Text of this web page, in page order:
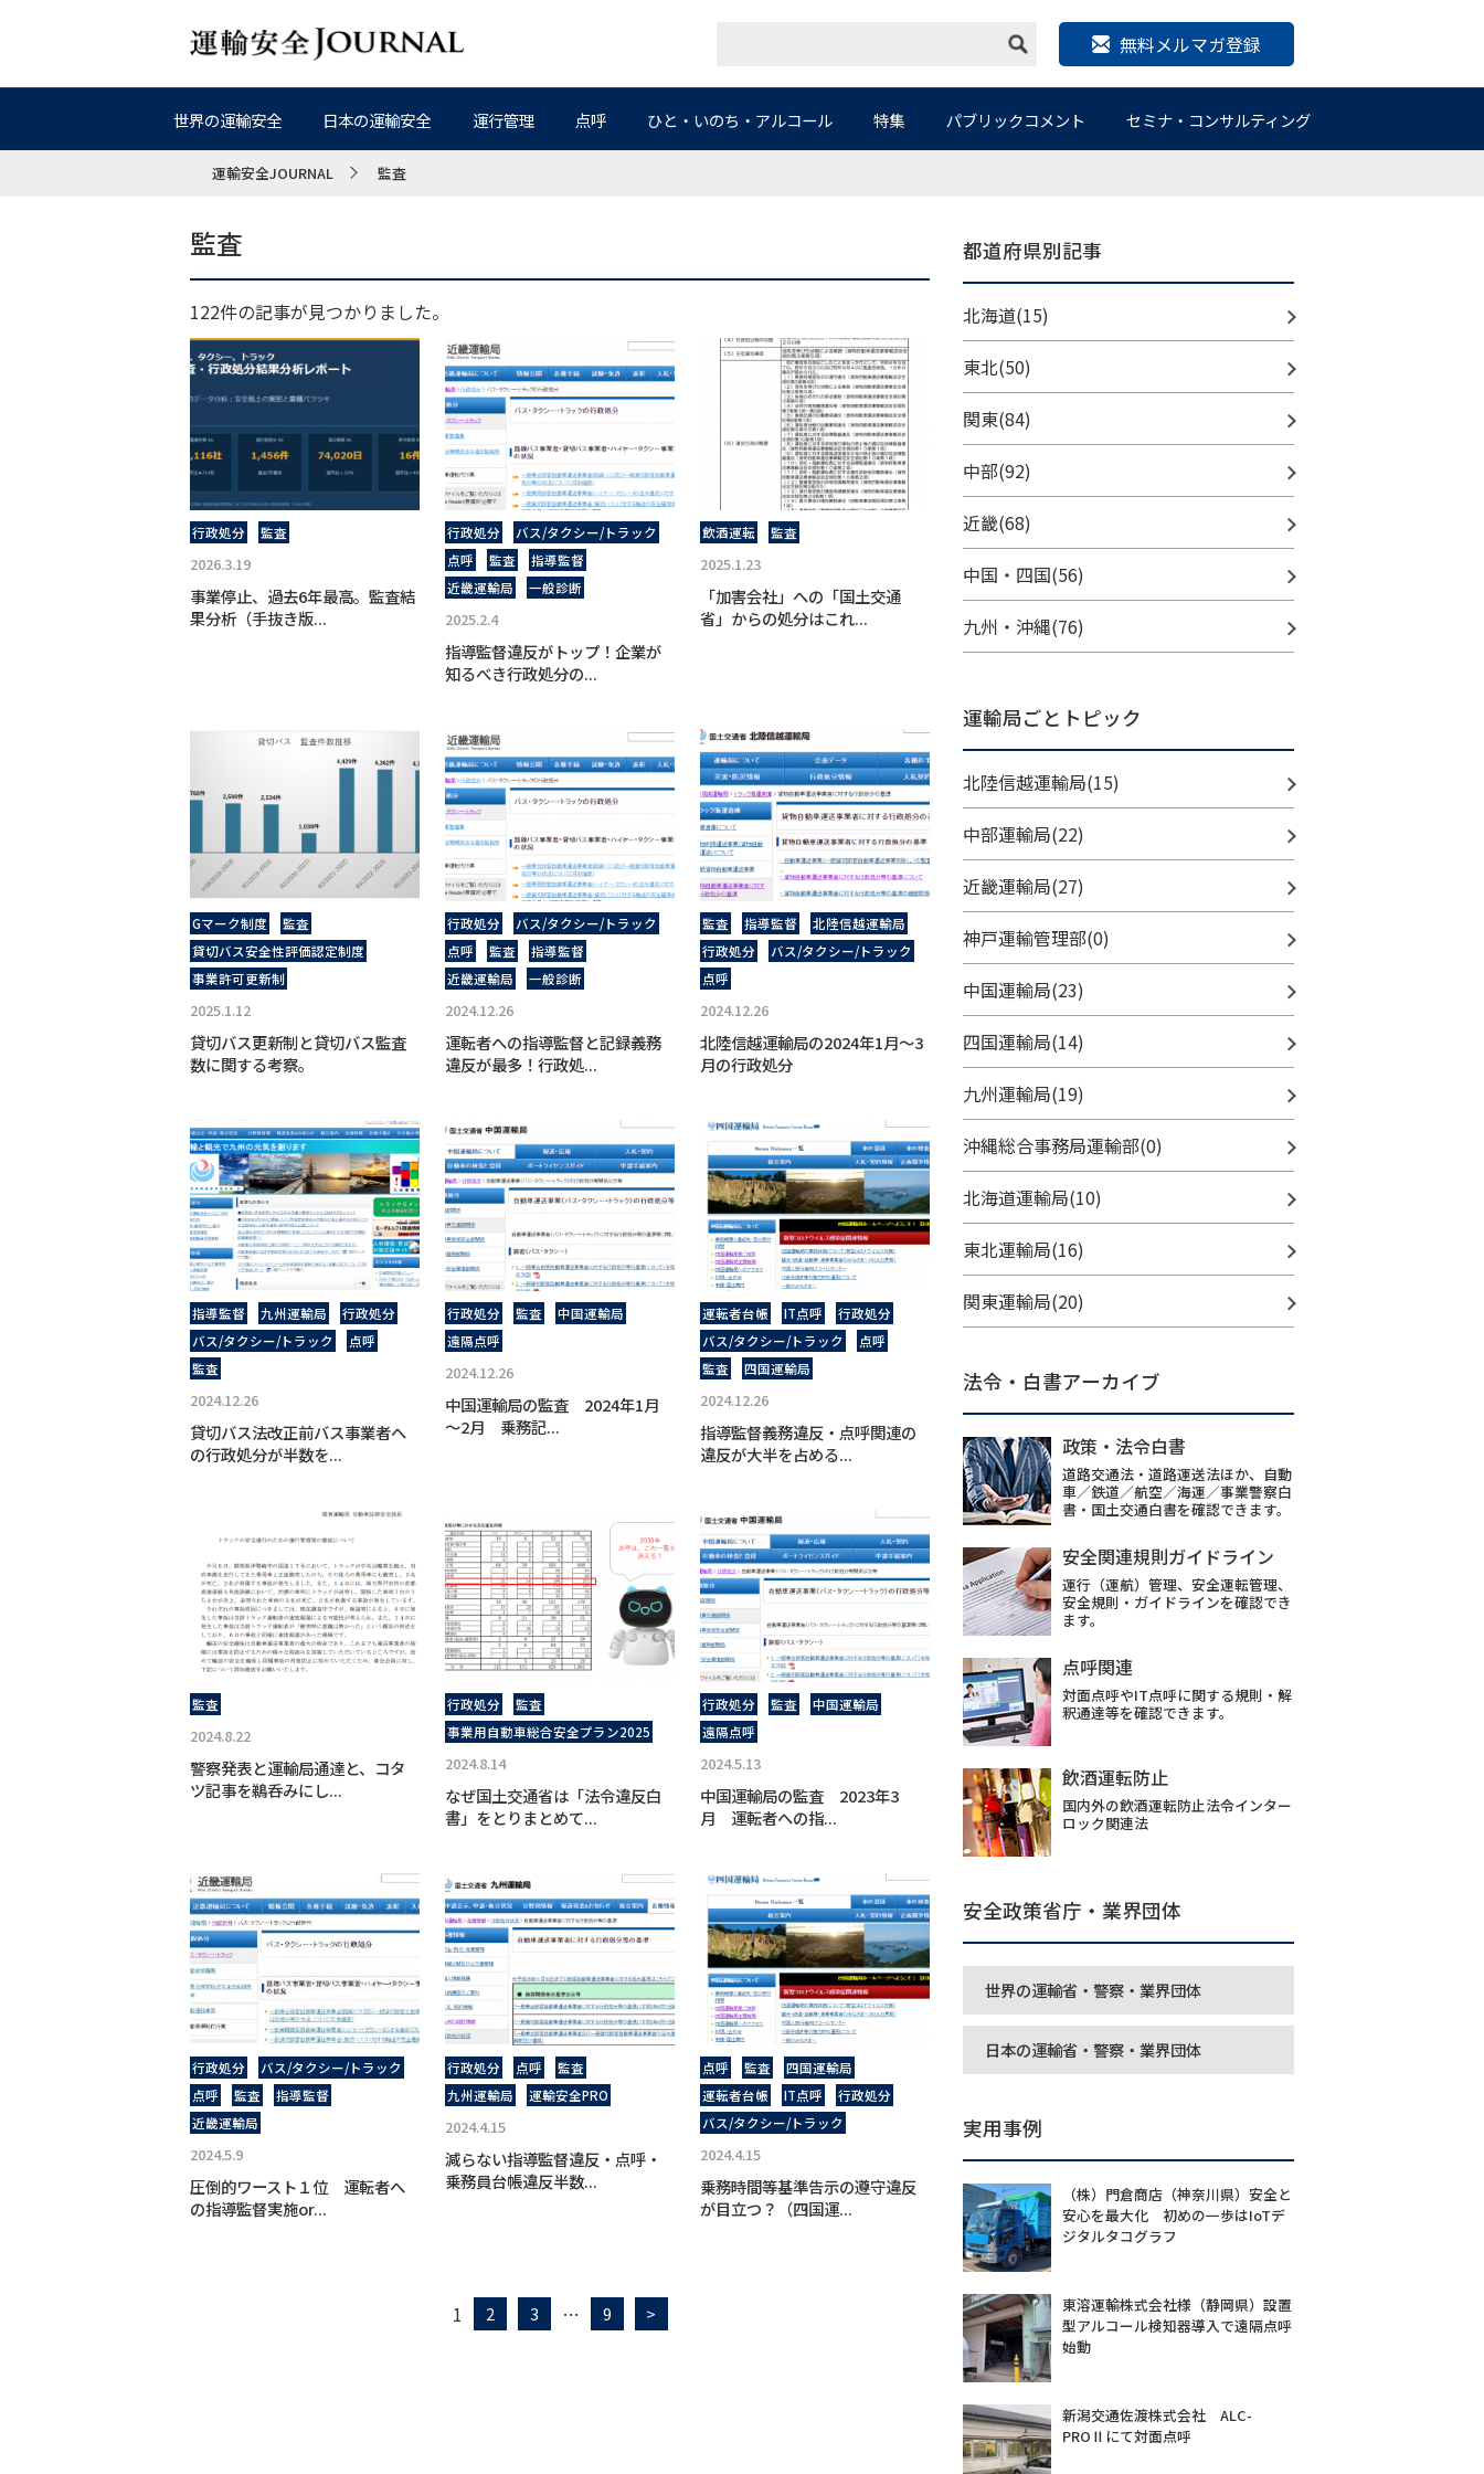
無料メルマガ登録
世界の運輸安全 日本の運輸安全 運行管理 点呼 ひと・いのち・アルコール 特集 パブリックコメント セミナ・コンサルティング
運輸安全JOURNAL 監査
監査
122件の記事が見つかりました。
行政処分 監査
2026.3.19
事業停止、過去6年最高。監査結
果分析（手抜き版...
行政処分
バス/タクシー/トラック
点呼
監査
指導監督
近畿運輸局
一般診断
2025.2.4
指導監督違反がトップ！企業が
知るべき行政処分の...
飲酒運転 監査
2025.1.23
「加害会社」への「国土交通
省」からの処分はこれ...
Gマーク制度
監査
貸切バス安全性評価認定制度
事業許可更新制
2025.1.12
貸切バス更新制と貸切バス監査
数に関する考察。
行政処分
バス/タクシー/トラック
点呼
監査
指導監督
近畿運輸局
一般診断
2024.12.26
運転者への指導監督と記録義務
違反が最多！行政処...
監査 指導監督
北陸信越運輸局
行政処分
バス/タクシー/トラック
点呼
2024.12.26
北陸信越運輸局の2024年1月～3
月の行政処分
指導監督 九州運輸局
行政処分
バス/タクシー/トラック
点呼
監査
2024.12.26
貸切バス法改正前バス事業者へ
の行政処分が半数を...
行政処分 監査
中国運輸局
遠隔点呼
2024.12.26
中国運輸局の監査 2024年1月
～2月 乗務記...
運転者台帳 IT点呼
行政処分
バス/タクシー/トラック
点呼
監査
四国運輸局
2024.12.26
指導監督義務違反・点呼関連の
違反が大半を占める...
監査
2024.8.22
警察発表と運輸局通達と、コタ
ツ記事を鵜呑みにし...
行政処分
監査
事業用自動車総合安全プラン2025
2024.8.14
なぜ国土交通省は「法令違反白
書」をとりまとめて...
行政処分 監査
中国運輸局
遠隔点呼
2024.5.13
中国運輸局の監査 2023年3
月 運転者への指...
行政処分
バス/タクシー/トラック
点呼
監査
指導監督
近畿運輸局
2024.5.9
圧倒的ワースト１位 運転者へ
の指導監督実施or...
行政処分 点呼
監査
九州運輸局
運輸安全PRO
2024.4.15
減らない指導監督違反・点呼・
乗務員台帳違反半数...
点呼 監査
四国運輸局
運転者台帳
IT点呼
行政処分
バス/タクシー/トラック
2024.4.15
乗務時間等基準告示の遵守違反
が目立つ？（四国運...
1 2 3 … 9 >
都道府県別記事
北海道(15)
東北(50)
関東(84)
中部(92)
近畿(68)
中国・四国(56)
九州・沖縄(76)
運輸局ごとトピック
北陸信越運輸局(15)
中部運輸局(22)
近畿運輸局(27)
神戸運輸管理部(0)
中国運輸局(23)
四国運輸局(14)
九州運輸局(19)
沖縄総合事務局運輸部(0)
北海道運輸局(10)
東北運輸局(16)
関東運輸局(20)
法令・白書アーカイブ
政策・法令白書
道路交通法・道路運送法ほか、自動
車／鉄道／航空／海運／事業警察白
書・国土交通白書を確認できます。
安全関連規則ガイドライン
運行（運航）管理、安全運転管理、
安全規則・ガイドラインを確認でき
ます。
点呼関連
対面点呼やIT点呼に関する規則・解
釈通達等を確認できます。
飲酒運転防止
国内外の飲酒運転防止法令インター
ロック関連法
安全政策省庁・業界団体
世界の運輸省・警察・業界団体
日本の運輸省・警察・業界団体
実用事例
（株）門倉商店（神奈川県）安全と
安心を最大化 初めの一歩はIoTデ
ジタルタコグラフ
東溶運輸株式会社様（静岡県）設置
型アルコール検知器導入で遠隔点呼
始動
新潟交通佐渡株式会社 ALC-
PROⅡにて対面点呼